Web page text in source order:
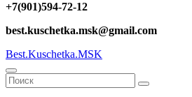
+7(901)594-72-12
best.kuschetka.msk@gmail.com
Best.Kuschetka.MSK